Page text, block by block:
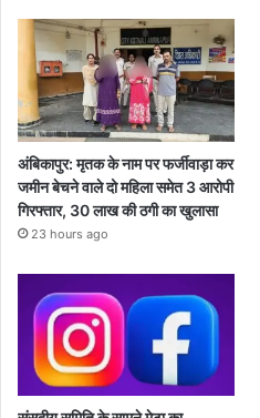
अंबिकापुर: मृतक के नाम पर फर्जीवाड़ा कर
जमीन बेचने वाले दो महिला समेत 3 आरोपी
गिरफ्तार, 30 लाख की ठगी का खुलासा
23 hours ago